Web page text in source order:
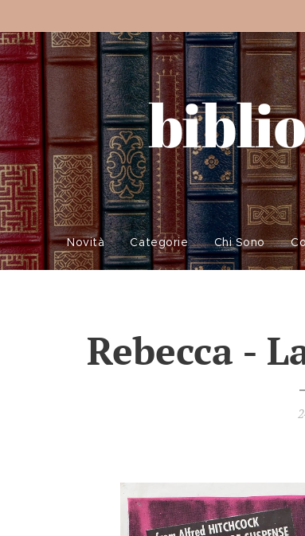
Novità Categorie Chi Sono
Rebecca -